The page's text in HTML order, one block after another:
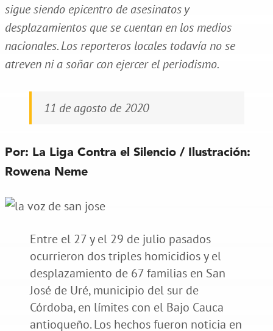
sigue siendo epicentro de asesinatos y
desplazamientos que se cuentan en los medios
nacionales. Los reporteros locales todavía no se
atreven ni a soñar con ejercer el periodismo.
11 de agosto de 2020
Por: La Liga Contra el Silencio / Ilustración:
Rowena Neme
Entre el 27 y el 29 de julio pasados
ocurrieron dos triples homicidios y el
desplazamiento de 67 familias en San
José de Uré, municipio del sur de
Córdoba, en límites con el Bajo Cauca
antioqueño. Los hechos fueron noticia en